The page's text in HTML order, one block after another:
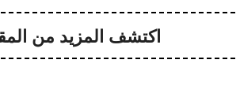
اكتشف المزيد من